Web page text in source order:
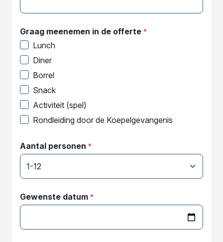
Graag meenemen in de offerte *
Lunch
Diner
Borrel
Snack
Activiteit (spel)
Rondleiding door de Koepelgevangenis
Aantal personen *
Gewenste datum *